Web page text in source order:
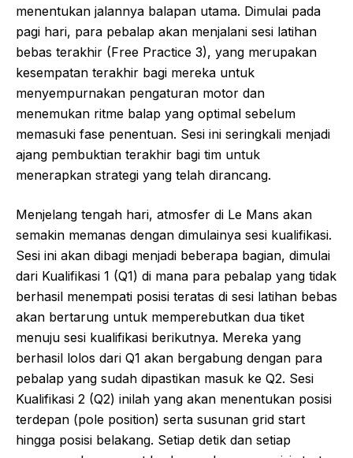
menentukan jalannya balapan utama. Dimulai pada
pagi hari, para pebalap akan menjalani sesi latihan
bebas terakhir (Free Practice 3), yang merupakan
kesempatan terakhir bagi mereka untuk
menyempurnakan pengaturan motor dan
menemukan ritme balap yang optimal sebelum
memasuki fase penentuan. Sesi ini seringkali menjadi
ajang pembuktian terakhir bagi tim untuk
menerapkan strategi yang telah dirancang.
Menjelang tengah hari, atmosfer di Le Mans akan
semakin memanas dengan dimulainya sesi kualifikasi.
Sesi ini akan dibagi menjadi beberapa bagian, dimulai
dari Kualifikasi 1 (Q1) di mana para pebalap yang tidak
berhasil menempati posisi teratas di sesi latihan bebas
akan bertarung untuk memperebutkan dua tiket
menuju sesi kualifikasi berikutnya. Mereka yang
berhasil lolos dari Q1 akan bergabung dengan para
pebalap yang sudah dipastikan masuk ke Q2. Sesi
Kualifikasi 2 (Q2) inilah yang akan menentukan posisi
terdepan (pole position) serta susunan grid start
hingga posisi belakang. Setiap detik dan setiap